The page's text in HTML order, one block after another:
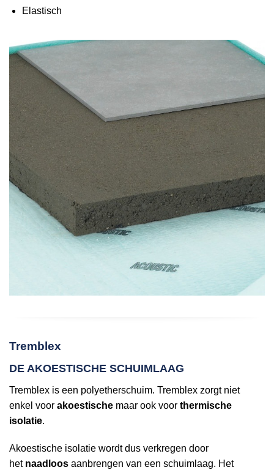
Elastisch
Tremblex
DE AKOESTISCHE SCHUIMLAAG
Tremblex is een polyetherschuim. Tremblex zorgt niet
enkel voor akoestische maar ook voor thermische
isolatie.
Akoestische isolatie wordt dus verkregen door
het naadloos aanbrengen van een schuimlaag. Het